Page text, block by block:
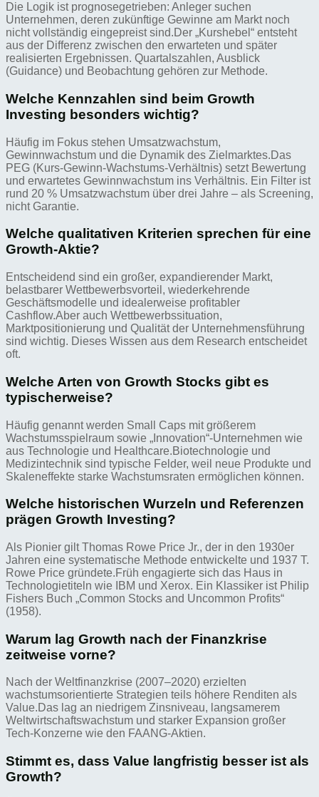
Die Logik ist prognosegetrieben: Anleger suchen
Unternehmen, deren zukünftige Gewinne am Markt noch
nicht vollständig eingepreist sind.Der „Kurshebel“ entsteht
aus der Differenz zwischen den erwarteten und später
realisierten Ergebnissen. Quartalszahlen, Ausblick
(Guidance) und Beobachtung gehören zur Methode.
Welche Kennzahlen sind beim Growth
Investing besonders wichtig?
Häufig im Fokus stehen Umsatzwachstum,
Gewinnwachstum und die Dynamik des Zielmarktes.Das
PEG (Kurs-Gewinn-Wachstums-Verhältnis) setzt Bewertung
und erwartetes Gewinnwachstum ins Verhältnis. Ein Filter ist
rund 20 % Umsatzwachstum über drei Jahre – als Screening,
nicht Garantie.
Welche qualitativen Kriterien sprechen für eine
Growth-Aktie?
Entscheidend sind ein großer, expandierender Markt,
belastbarer Wettbewerbsvorteil, wiederkehrende
Geschäftsmodelle und idealerweise profitabler
Cashflow.Aber auch Wettbewerbssituation,
Marktpositionierung und Qualität der Unternehmensführung
sind wichtig. Dieses Wissen aus dem Research entscheidet
oft.
Welche Arten von Growth Stocks gibt es
typischerweise?
Häufig genannt werden Small Caps mit größerem
Wachstumsspielraum sowie „Innovation“-Unternehmen wie
aus Technologie und Healthcare.Biotechnologie und
Medizintechnik sind typische Felder, weil neue Produkte und
Skaleneffekte starke Wachstumsraten ermöglichen können.
Welche historischen Wurzeln und Referenzen
prägen Growth Investing?
Als Pionier gilt Thomas Rowe Price Jr., der in den 1930er
Jahren eine systematische Methode entwickelte und 1937 T.
Rowe Price gründete.Früh engagierte sich das Haus in
Technologietiteln wie IBM und Xerox. Ein Klassiker ist Philip
Fishers Buch „Common Stocks and Uncommon Profits“
(1958).
Warum lag Growth nach der Finanzkrise
zeitweise vorne?
Nach der Weltfinanzkrise (2007–2020) erzielten
wachstumsorientierte Strategien teils höhere Renditen als
Value.Das lag an niedrigem Zinsniveau, langsamerem
Weltwirtschaftswachstum und starker Expansion großer
Tech-Konzerne wie den FAANG-Aktien.
Stimmt es, dass Value langfristig besser ist als
Growth?